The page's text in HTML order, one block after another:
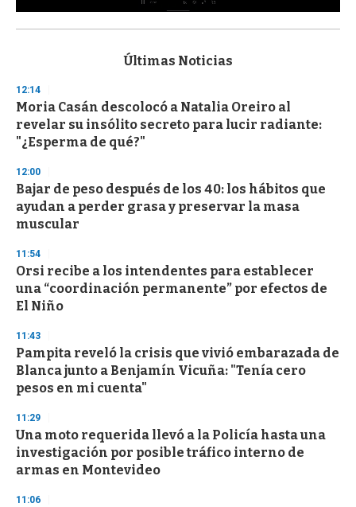
s
d
s
o
f
s
e
c
o
n
s
Últimas Noticias
12:14
Moria Casán descolocó a Natalia Oreiro al
revelar su insólito secreto para lucir radiante:
"¿Esperma de qué?"
12:00
Bajar de peso después de los 40: los hábitos que
ayudan a perder grasa y preservar la masa
muscular
11:54
Orsi recibe a los intendentes para establecer
una “coordinación permanente” por efectos de
El Niño
11:43
Pampita reveló la crisis que vivió embarazada de
Blanca junto a Benjamín Vicuña: "Tenía cero
pesos en mi cuenta"
11:29
Una moto requerida llevó a la Policía hasta una
investigación por posible tráfico interno de
armas en Montevideo
11:06